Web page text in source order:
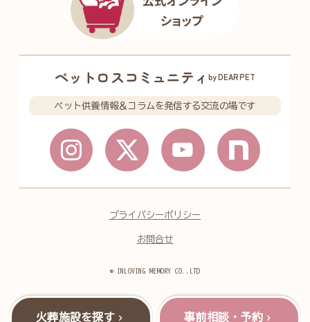
火葬施設を探す 事前相談・予約
プライバシーポリシー
お問合せ
ペットロスコミュニティbyDEARPET
ペット供養情報＆コラムを発信する交流の場です
© INLOVING MEMORY CO.,LTD